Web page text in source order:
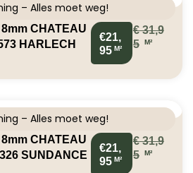
– Alles moet weg!
CHATEAU
HARLECH
€21,
95 M²
€31,9
5
M²
– Alles moet weg!
CHATEAU
SUNDANCE
€21,
95 M²
€31,9
5
M²